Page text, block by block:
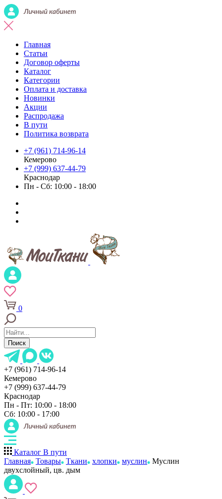
Главная
Статьи
Договор оферты
Каталог
Категории
Оплата и доставка
Новинки
Акции
Распродажа
В пути
Политика возврата
+7 (961) 714-96-14
Кемерово
+7 (999) 637-44-79
Краснодар
Пн - Сб: 10:00 - 18:00
0
Поиск
+7 (961) 714-96-14
Кемерово
+7 (999) 637-44-79
Краснодар
Пн - Пт: 10:00 - 18:00
Сб: 10:00 - 17:00
Каталог В пути
Главная Товары Ткани хлопки муслин
Муслин
двухслойный, цв. дым